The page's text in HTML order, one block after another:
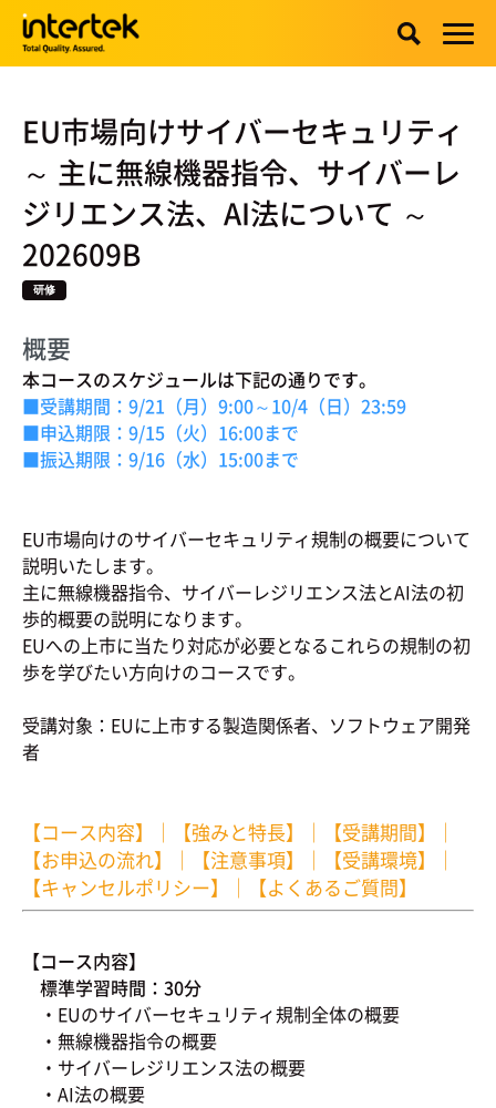
EU市場向けサイバーセキュリティ
～ 主に無線機器指令、サイバーレ
ジリエンス法、AI法について ～
202609B
研修
概要
本コースのスケジュールは下記の通りです。
■受講期間：9/21（月）9:00～10/4（日）23:59
■申込期限：9/15（火）16:00まで
■振込期限：9/16（水）15:00まで
EU市場向けのサイバーセキュリティ規制の概要について
説明いたします。
主に無線機器指令、サイバーレジリエンス法とAI法の初
歩的概要の説明になります。
EUへの上市に当たり対応が必要となるこれらの規制の初
歩を学びたい方向けのコースです。
受講対象：EUに上市する製造関係者、ソフトウェア開発
者
【コース内容】 ｜ 【強みと特長】 ｜ 【受講期間】
｜
【お申込の流れ】
｜ 【注意事項】 ｜ 【受講環境】
｜
【キャンセルポリシー】
｜ 【よくあるご質問】
【コース内容】
標準学習時間：30分
・EUのサイバーセキュリティ規制全体の概要
・無線機器指令の概要
・サイバーレジリエンス法の概要
・AI法の概要